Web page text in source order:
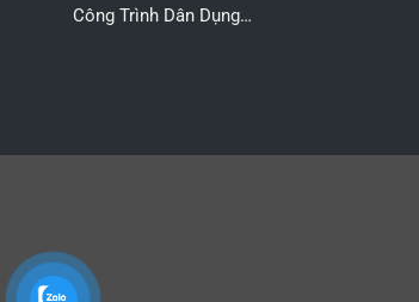
Công Trình Dân Dụng…